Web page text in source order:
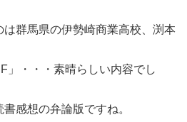
群馬県の伊勢崎商業高校、渕本
」・・・素晴らしい内容でし
感想の弁論版ですね。